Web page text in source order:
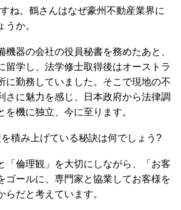
ね。鶴さんはなぜ豪州不動産業界に
うか。
機器の会社の役員秘書を務めたあと、
留学し、法学修士取得後はオーストラ
に勤務していました。そこで現地の不
さに魅力を感じ、日本政府から法律調
を機に独立、今に至ります。
積み上げている秘訣は何でしょう?
「倫理観」を大切にしながら、「お客
ゴールに、専門家と協業してお客様を
らだと考えています。